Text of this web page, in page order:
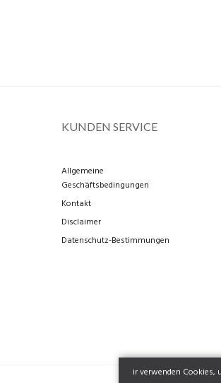
KUNDEN SERVICE
Allgemeine
Geschäftsbedingungen
Kontakt
Disclaimer
Datenschutz-Bestimmungen
ir verwenden Cookies,